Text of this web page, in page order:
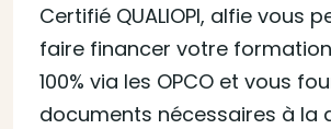
Certifié QUALIOPI, alfie vous
faire financer votre formation
100% via les OPCO et vous
documents nécessaires à la